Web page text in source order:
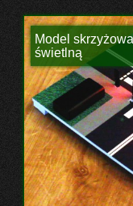
Model
świetlną